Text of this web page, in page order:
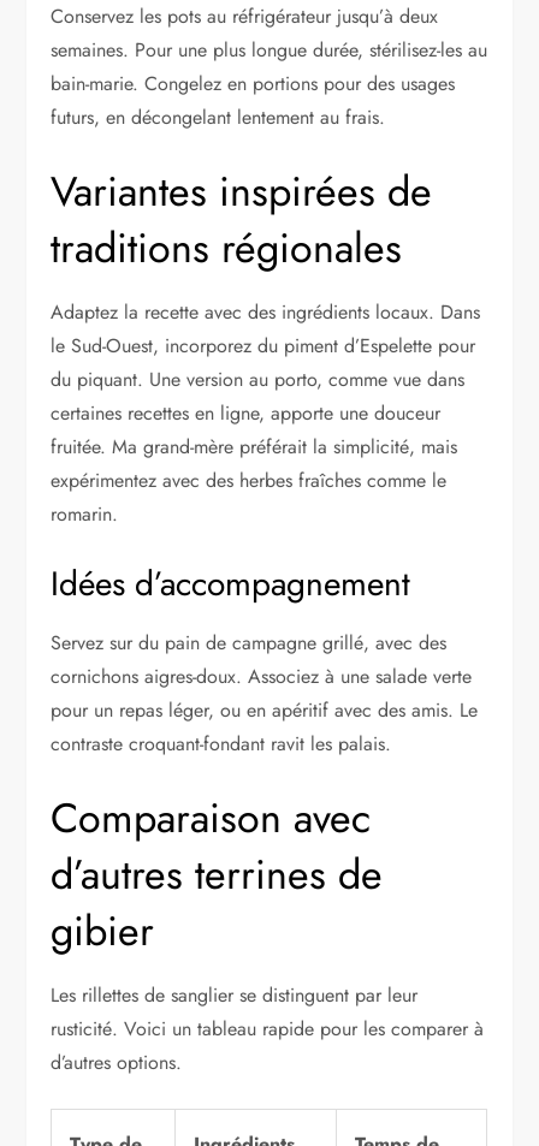
Conservez les pots au réfrigérateur jusqu’à deux
semaines. Pour une plus longue durée, stérilisez-les au
bain-marie. Congelez en portions pour des usages
futurs, en décongelant lentement au frais.
Variantes inspirées de
traditions régionales
Adaptez la recette avec des ingrédients locaux. Dans
le Sud-Ouest, incorporez du piment d’Espelette pour
du piquant. Une version au porto, comme vue dans
certaines recettes en ligne, apporte une douceur
fruitée. Ma grand-mère préférait la simplicité, mais
expérimentez avec des herbes fraîches comme le
romarin.
Idées d’accompagnement
Servez sur du pain de campagne grillé, avec des
cornichons aigres-doux. Associez à une salade verte
pour un repas léger, ou en apéritif avec des amis. Le
contraste croquant-fondant ravit les palais.
Comparaison avec
d’autres terrines de
gibier
Les rillettes de sanglier se distinguent par leur
rusticité. Voici un tableau rapide pour les comparer à
d’autres options.